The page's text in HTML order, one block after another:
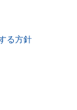
る方針